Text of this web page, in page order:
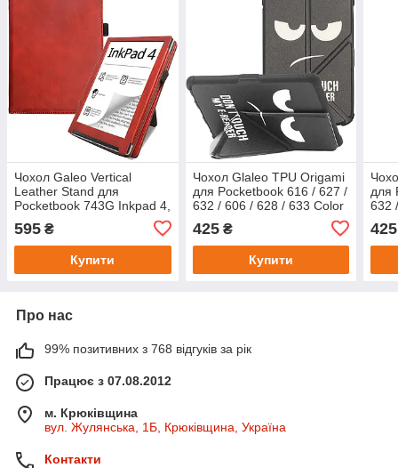
Чохол Galeo Vertical
Leather Stand для
Pocketbook 743G Inkpad 4,
743C Inkpad Color 2 Red
595 ₴
Купити
Чохол Glaleo TPU Origami
для Pocketbook 616 / 627 /
632 / 606 / 628 / 633 Color
425₴
Купити
для
632
425
Про нас
99% позитивних з 768 відгуків за рік
Працює з 07.08.2012
м. Крюківщина
вул. Жулянська, 1Б, Крюківщина, Україна
Контакти